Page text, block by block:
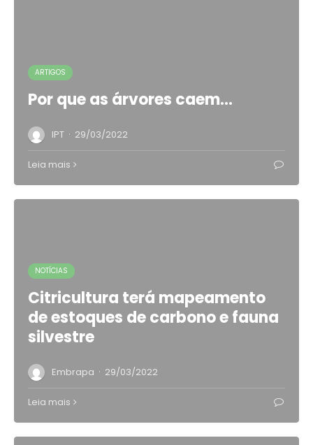
ARTIGOS
Por que as árvores caem…
IPT · 29/03/2022
Leia mais
NOTÍCIAS
Citricultura terá mapeamento
de estoques de carbono e fauna
silvestre
Embrapa · 29/03/2022
Leia mais